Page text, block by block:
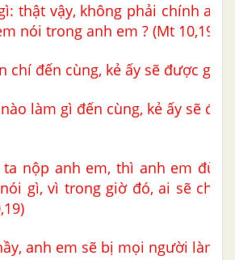
thật vậy, không phải chính
nói trong anh em ? (Mt 10,19-
chí đến cùng, kẻ ấy sẽ được gì ?
làm gì đến cùng, kẻ ấy sẽ
ta nộp anh em, thì anh em
gì, vì trong giờ đó, ai sẽ cho
anh em sẽ bị mọi người làm gì